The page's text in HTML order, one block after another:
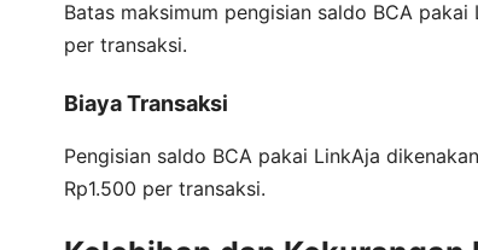
Batas maksimum pengisian saldo BCA
per transaksi.
Biaya Transaksi
Pengisian saldo BCA pakai LinkAja
Rp1.500 per transaksi.